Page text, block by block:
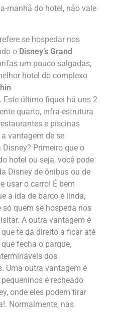
manhã do hotel, não vale
se hospedar nos
o Disney’s Grand
um pouco salgadas,
hotel do complexo
Este último fiquei há uns 2
quarto, infra-estrutura
e piscinas
vantagem de se
Primeiro que o
hotel ou seja, você pode
Disney de ônibus ou de
usar o carro! É bem
a ida de barco é linda,
quem se hospeda nos
A outra vantagem é
te dá direito a ficar até
fecha o parque,
dos
Uma outra vantagem é
é recheado
onde eles podem tirar
Normalmente, nas